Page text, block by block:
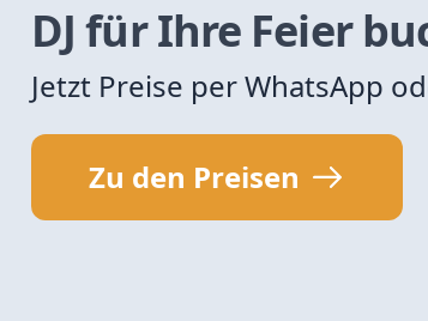
DJ für Ihre Feier
Jetzt Preise per WhatsApp
Zu den Preisen